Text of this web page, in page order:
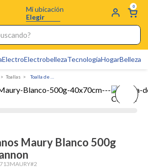
Mi ubicación
Elegir
0
ElectroElectrobellezaTecnologíaHogarBelleza
Toallas
Maury Blanco 500g